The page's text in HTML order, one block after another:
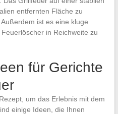
entfernten Fläche zu
ist es eine kluge
in Reichweite zu
für Gerichte
um das Erlebnis mit dem
einige Ideen, die Ihnen